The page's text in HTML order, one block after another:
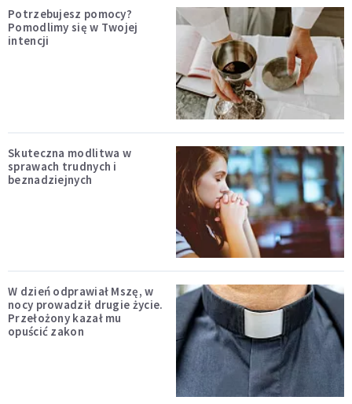
Potrzebujesz pomocy?
Pomodlimy się w Twojej
intencji
Skuteczna modlitwa w
sprawach trudnych i
beznadziejnych
W dzień odprawiał Mszę, w
nocy prowadził drugie życie.
Przełożony kazał mu
opuścić zakon